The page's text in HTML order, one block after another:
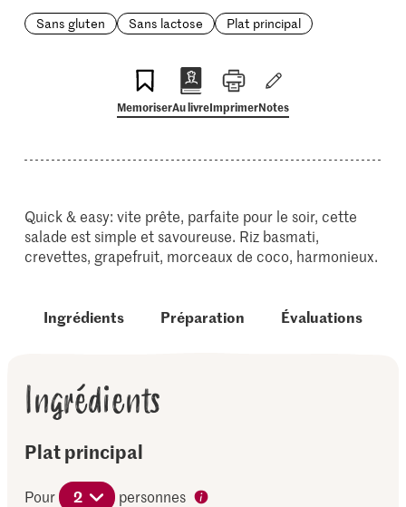
Sans gluten
Sans lactose Plat principal
MemoriserAu livreImprimerNotes
Quick & easy: vite prête, parfaite pour le soir, cette
salade est simple et savoureuse. Riz basmati,
crevettes, grapefruit, morceaux de coco, harmonieux.
Ingrédients Préparation Évaluations
Ingrédients
Plat principal
Pour 2 personnes